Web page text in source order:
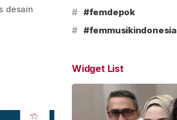
desain
# #femdepok
# #femmusikindonesia
Widget List